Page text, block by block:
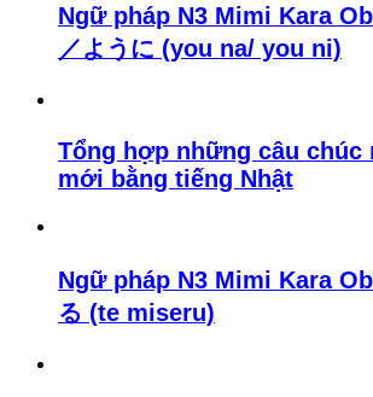
Ngữ pháp N3 Mimi Kara
／ように (you na/ you ni)
Tổng hợp những câu chúc
mới bằng tiếng Nhật
Ngữ pháp N3 Mimi Kara
る (te miseru)